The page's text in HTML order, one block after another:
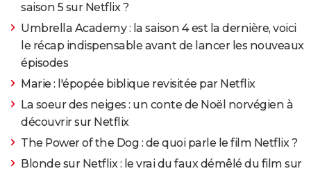
saison 5 sur Netflix ?
Umbrella Academy : la saison 4 est la dernière, voici
le récap indispensable avant de lancer les nouveaux
épisodes
Marie : l'épopée biblique revisitée par Netflix
La soeur des neiges : un conte de Noël norvégien à
découvrir sur Netflix
The Power of the Dog : de quoi parle le film Netflix ?
Blonde sur Netflix : le vrai du faux démêlé du film sur